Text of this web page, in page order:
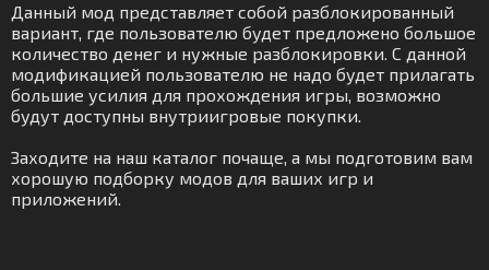
Данный мод представляет собой разблокированный
вариант, где пользователю будет предложено большое
количество денег и нужные разблокировки. С данной
модификацией пользователю не надо будет прилагать
большие усилия для прохождения игры, возможно
будут доступны внутриигровые покупки.
Заходите на наш каталог почаще, а мы подготовим вам
хорошую подборку модов для ваших игр и
приложений.